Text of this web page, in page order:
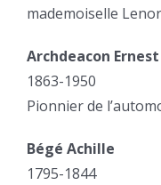
mademoiselle
Archdeacon Ernest
1863-1950
Pionnier de
Bégé Achille
1795-1844